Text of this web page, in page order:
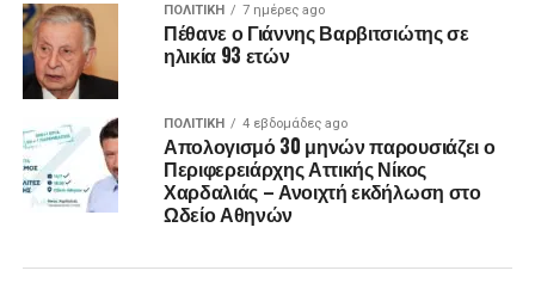
ΠΟΛΙΤΙΚΉ 7 ημέρες ago
Πέθανε ο Γιάννης Βαρβιτσιώτης σε
ηλικία 93 ετών
ΠΟΛΙΤΙΚΉ 4 εβδομάδες ago
Απολογισμό 30 μηνών παρουσιάζει ο
Περιφερειάρχης Αττικής Νίκος
Χαρδαλιάς – Ανοιχτή εκδήλωση στο
Ωδείο Αθηνών